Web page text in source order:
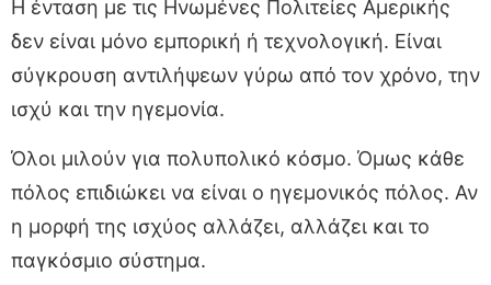
Η ένταση με τις Ηνωμένες Πολιτείες Αμερικής
δεν είναι μόνο εμπορική ή τεχνολογική. Είναι
σύγκρουση αντιλήψεων γύρω από τον χρόνο, την
ισχύ και την ηγεμονία.
Όλοι μιλούν για πολυπολικό κόσμο. Όμως κάθε
πόλος επιδιώκει να είναι ο ηγεμονικός πόλος. Αν
η μορφή της ισχύος αλλάζει, αλλάζει και το
παγκόσμιο σύστημα.